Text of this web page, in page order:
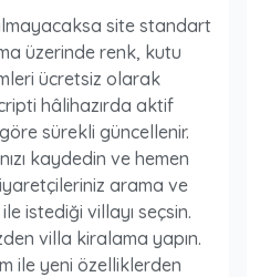
site standart
üzerinde renk, kutu
ücretsiz olarak
hâlihazırda aktif
sürekli güncellenir.
kaydedin ve hemen
arama ve
istediği villayı seçsin.
villa kiralama yapın.
ile yeni özelliklerden